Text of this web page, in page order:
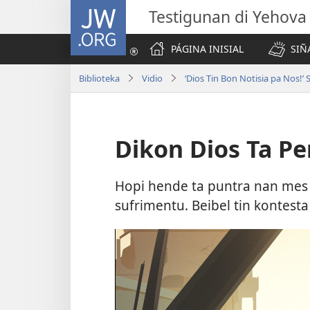
JW.ORG Testigunan di Yehova
PÁGINA INISIAL
Biblioteka Vidio ‘Dios Tin Bon Notisia pa Nos!’
Dikon Dios Ta
Hopi hende ta puntra nan
sufrimentu. Beibel tin